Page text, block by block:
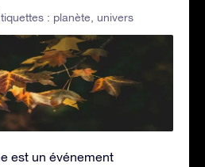
: planète, univers
est un événement